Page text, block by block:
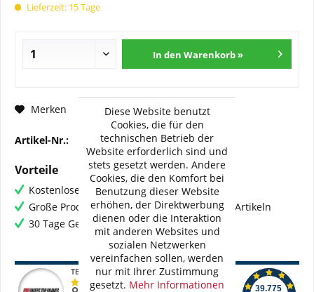
Lieferzeit: 15 Tage
In den Warenkorb »
Merken Fragen zum Artikel?
Artikel-Nr.: BMC-FM-255-19
Vorteile
Kostenloser Versand ab € 60,- Bestellwert
Große Produktauswahl mit mehr als 80.000 Artikeln
30 Tage Geld-Zurück-Garantie
Diese Website benutzt
Cookies, die für den
technischen Betrieb der
Website erforderlich sind und
stets gesetzt werden. Andere
Cookies, die den Komfort bei
Benutzung dieser Website
erhöhen, der Direktwerbung
dienen oder die Interaktion
mit anderen Websites und
sozialen Netzwerken
vereinfachen sollen, werden
nur mit Ihrer Zustimmung
gesetzt. Mehr Informationen